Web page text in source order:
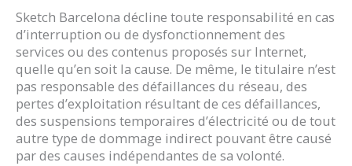
Sketch Barcelona décline toute responsabilité en cas
d’interruption ou de dysfonctionnement des
services ou des contenus proposés sur Internet,
quelle qu’en soit la cause. De même, le titulaire n’est
pas responsable des défaillances du réseau, des
pertes d’exploitation résultant de ces défaillances,
des suspensions temporaires d’électricité ou de tout
autre type de dommage indirect pouvant être causé
par des causes indépendantes de sa volonté.